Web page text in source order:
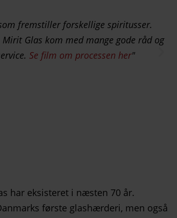
fremstiller forskellige spiritusser.
Glas kom med mange gode råd og
Se film om processen her
har eksisteret i næsten 70 år.
første glashærderi, men også